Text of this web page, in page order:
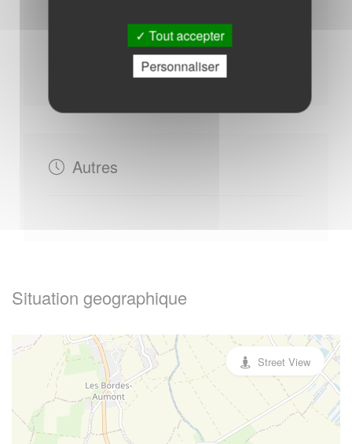
Mercredi : - 09h00 à 12h00
Vendredi : - 09h00 à 12h00 - 13h30 à 17h30
Mardi : - 13h30 à 17h30
Autres
Situation geographique
Street View
Tout accepter
Personnaliser